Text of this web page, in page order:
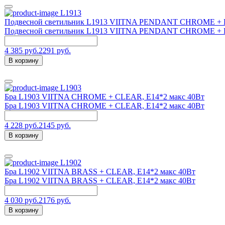
L1913
Подвесной светильник L1913 VIITNA PENDANT CHROME
Подвесной светильник L1913 VIITNA PENDANT CHROME
4 385 руб.2291 руб.
В корзину
L1903
Бра L1903 VIITNA CHROME + CLEAR, E14*2 макс 40Вт
Бра L1903 VIITNA CHROME + CLEAR, E14*2 макс 40Вт
4 228 руб.2145 руб.
В корзину
L1902
Бра L1902 VIITNA BRASS + CLEAR, E14*2 макс 40Вт
Бра L1902 VIITNA BRASS + CLEAR, E14*2 макс 40Вт
4 030 руб.2176 руб.
В корзину